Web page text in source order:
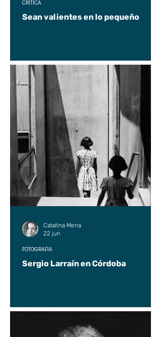
Sean valientes en lo pequeño
CRÍTICA
Sergio Larraín en Córdoba
FOTOGRAFÍA
Catalina Mena
22 jun